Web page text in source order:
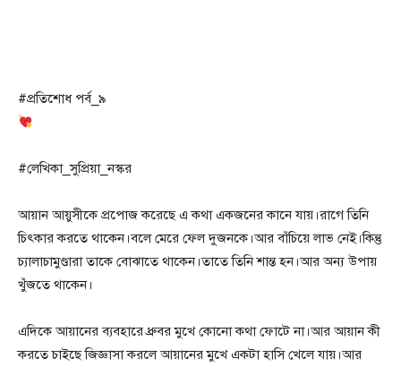
#প্রতিশোধ পর্ব_৯
#লেখিকা_সুপ্রিয়া_নস্কর
আয়ান আয়ুসীকে প্রপোজ করেছে এ কথা একজনের কানে যায়।রাগে তিনি
চিৎকার করতে থাকেন।বলে মেরে ফেল দুজনকে।আর বাঁচিয়ে লাভ নেই।কিন্তু
চ্যালাচামুণ্ডারা তাকে বোঝাতে থাকেন।তাতে তিনি শান্ত হন।আর অন্য উপায়
খুঁজতে থাকেন।
এদিকে আয়ানের ব্যবহারে ধ্রুবর মুখে কোনো কথা ফোটে না।আর আয়ান কী
করতে চাইছে জিজ্ঞাসা করলে আয়ানের মুখে একটা হাসি খেলে যায়।আর